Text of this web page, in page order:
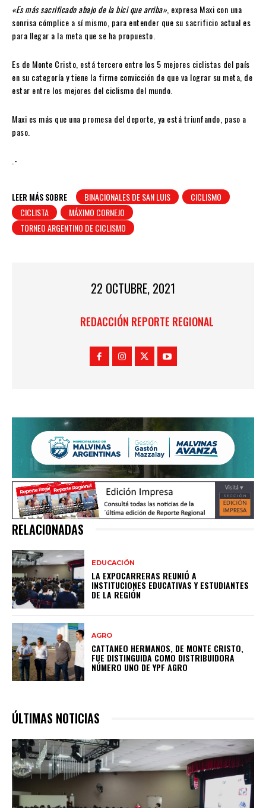
«Es más sacrificado abajo de la bici que arriba», expresa Maxi con una
sonrisa cómplice a sí mismo, para entender que su sacrificio actual es
para llegar a la meta que se ha propuesto.
Es de Monte Cristo, está tercero entre los 5 mejores ciclistas del país
en su categoría y tiene la firme convicción de que va lograr su meta, de
estar entre los mejores del ciclismo del mundo.
Maxi es más que una promesa del deporte, ya está triunfando, paso a
paso.
.-
LEER MÁS SOBRE BINACIONALES DE SAN LUIS
CICLISMO
CICLISTA
MÁXIMO CORNEJO
TORNEO ARGENTINO DE CICLISMO
22 OCTUBRE, 2021
REDACCIÓN REPORTE REGIONAL
RELACIONADAS
EDUCACIÓN
LA EXPOCARRERAS REUNIÓ A
INSTITUCIONES EDUCATIVAS Y ESTUDIANTES
DE LA REGIÓN
AGRO
CATTANEO HERMANOS, DE MONTE CRISTO,
FUE DISTINGUIDA COMO DISTRIBUIDORA
NÚMERO UNO DE YPF AGRO
ÚLTIMAS NOTICIAS